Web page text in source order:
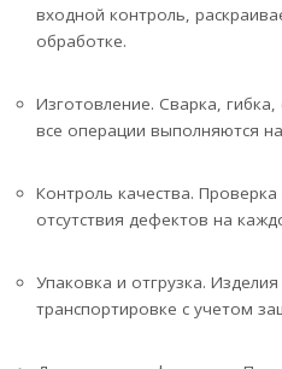
входной контроль,
обработке.
Изготовление. Сварка,
все операции выполняются
Контроль качества.
отсутствия дефектов на
Упаковка и отгрузка.
транспортировке с учетом